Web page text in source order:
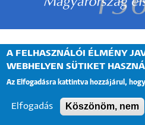
A FELHASZNÁLÓI ÉLMÉNY
WEBHELYEN SÜTIKET
Az Elfogadásra kattintva hozzájárul,
Elfogadás Köszönöm, nem